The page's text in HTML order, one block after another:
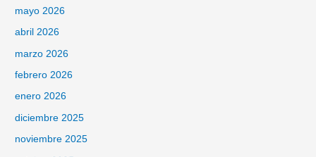
mayo 2026
abril 2026
marzo 2026
febrero 2026
enero 2026
diciembre 2025
noviembre 2025